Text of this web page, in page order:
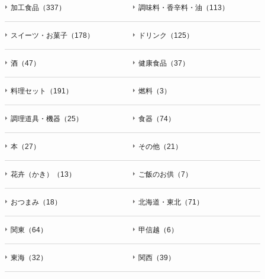
加工食品（337） 調味料・香辛料・油（113）
スイーツ・お菓子（178） ドリンク（125）
酒（47） 健康食品（37）
料理セット（191） 燃料（3）
調理道具・機器（25） 食器（74）
本（27） その他（21）
花卉（かき）（13） ご飯のお供（7）
おつまみ（18） 北海道・東北（71）
関東（64） 甲信越（6）
東海（32） 関西（39）